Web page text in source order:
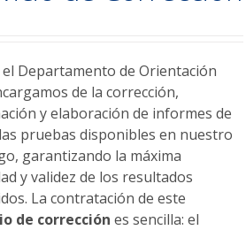
el Departamento de Orientación
de la corrección,
y elaboración de informes de
pruebas disponibles en nuestro
garantizando la máxima
y validez de los resultados
La contratación de este
de corrección es sencilla: el